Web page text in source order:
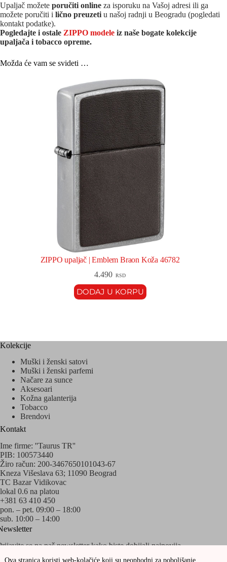
Ova stranica koristi web-kolačiće koji su neophodni za poboljšanje
Upaljač možete poručiti online za isporuku na Vašoj adresi ili ga
možete poručiti i lično preuzeti u našoj radnji u Beogradu (pogledati
kontakt podatke).
Pogledajte i ostale ZIPPO modele iz naše bogate kolekcije
upaljača i tobacco opreme.
Možda će vam se svideti …
ZIPPO upaljač | Emblem Braon Koža 46782
4.490 RSD
DODAJ U KORPU
Kolekcije
Muški i ženski satovi
Muški i ženski parfemi
Načare za sunce
Aksesoari
Kožna galanterija
Tobacco
Brendovi
Kontakt
Ime firme: ''Taurus TR''
PIB: 100573440
Žiro račun: 200-3467650101043-67
Kneza Višeslava 63; 11090 Beograd
TC Bazar Vidikovac
lokal 0.6 na platou
+381 63 410 450
pon. – pet. 09:00 – 18:00
sub. 10:00 – 14:00
se na naš newsletter kako biste dobijali najnovija